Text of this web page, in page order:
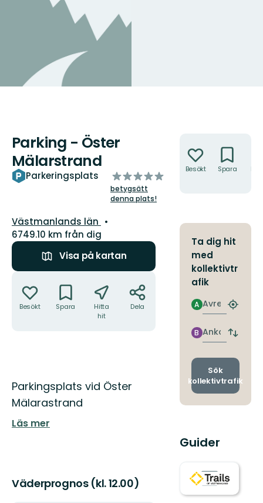
Parking - Öster
Mälarstrand
Parkeringsplats
av
5
stjärnor
betygsätt
denna plats!
Län:
Västmanlands län
6749.10 km från dig
Visa på kartan
Besökt Spara
Hitta
hit
Dela
Beskrivning
Parkingsplats vid Öster
Mälarastrand
Läs mer
Väderprognos (kl. 12.00)
Besökt Spara
Ta dig hit
med
kollektivtr
afik
Avresa
A
Hitta
Ankomst
B
Byt
och
Sök
kollektivtrafik
Guider